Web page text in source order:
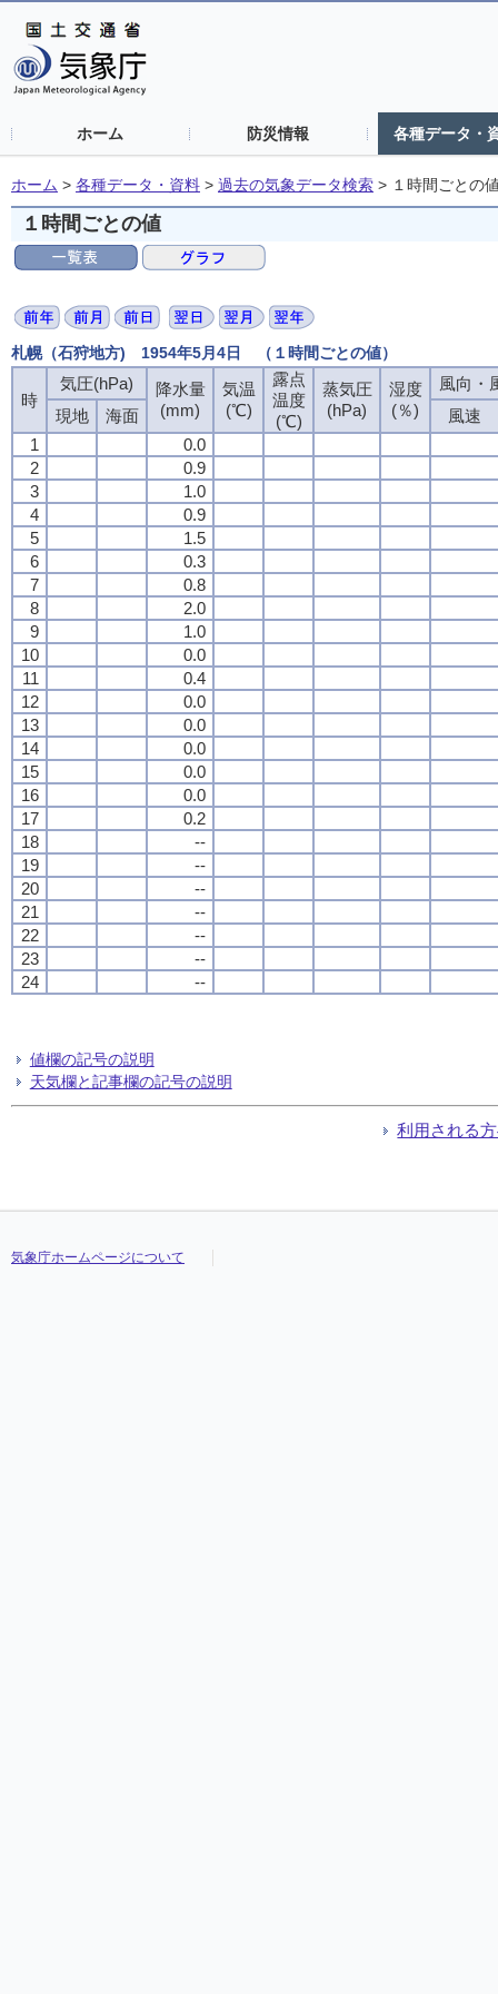
ホーム 防災情報 各種データ・
ホーム > 各種データ・資料 > 過去の気象データ検索 > １時間ごとの
１時間ごとの値
札幌（石狩地方) 1954年5月4日 （１時間ごとの値）
時
気圧(hPa)
降水量
(mm)
気温
(℃)
露点
温度
(℃)
蒸気圧
(hPa)
湿度
(％)
風向・
現地
海面
風速
1
0.0
2
0.9
3
1.0
4
0.9
5
1.5
6
0.3
7
0.8
8
2.0
9
1.0
10
0.0
11
0.4
12
0.0
13
0.0
14
0.0
15
0.0
16
0.0
17
0.2
18
--
19
--
20
--
21
--
22
--
23
--
24
--
値欄の記号の説明
天気欄と記事欄の記号の説明
利用される
気象庁ホームページについて